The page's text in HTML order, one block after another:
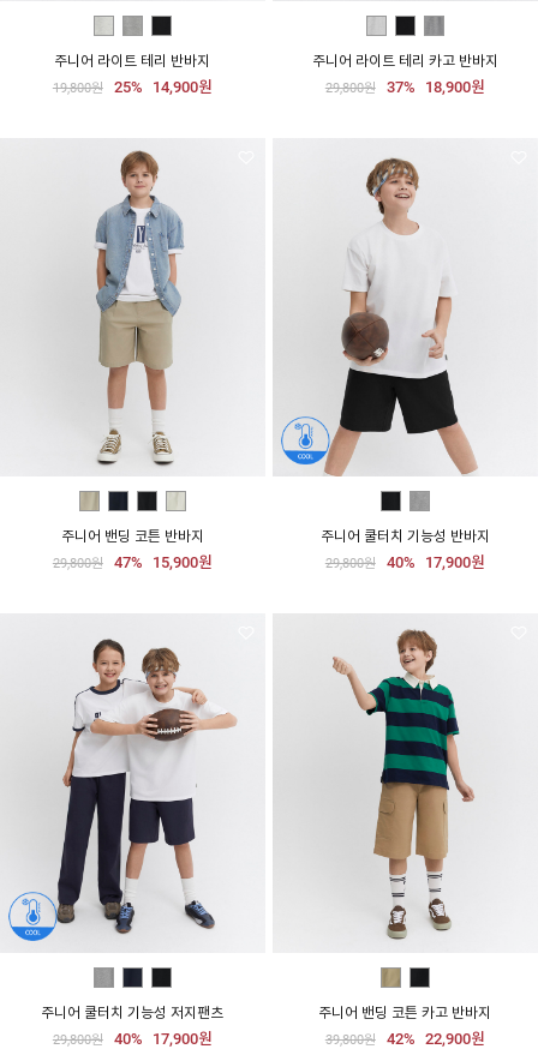
주니어 라이트 테리 반바지
19,800원 25% 14,900원
주니어 라이트 테리 카고 반바지
29,800원 37% 18,900원
주니어 밴딩 코튼 반바지
29,800원 47% 15,900원
주니어 쿨터치 기능성 반바지
29,800원 40% 17,900원
주니어 쿨터치 기능성 저지팬츠
29,800원 40% 17,900원
주니어 밴딩 코튼 카고 반바지
39,800원 42% 22,900원